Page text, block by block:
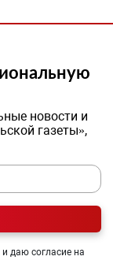
новости и
газеты»,
и даю согласие на